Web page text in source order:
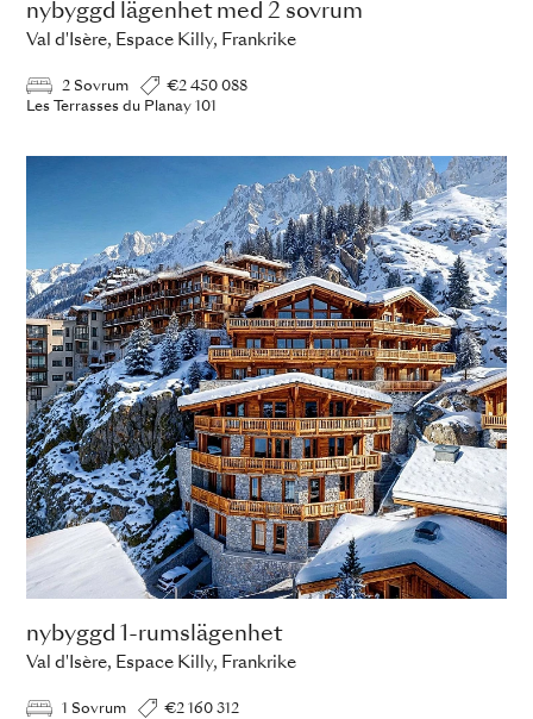
nybyggd lägenhet med 2 sovrum
Val d'Isère, Espace Killy, Frankrike
2 Sovrum
€2 450 088
Les Terrasses du Planay 101
nybyggd 1-rumslägenhet
Val d'Isère, Espace Killy, Frankrike
1 Sovrum
€2 160 312